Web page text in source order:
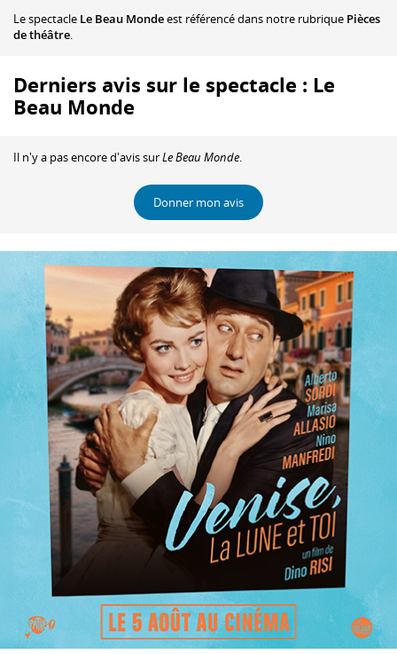
Le spectacle Le Beau Mondeest référencé dans notre rubrique Pièces
de théâtre.
Derniers avis sur le spectacle : Le
Beau Monde
Il n'y a pas encore d'avis surLe Beau Monde.
Donner mon avis